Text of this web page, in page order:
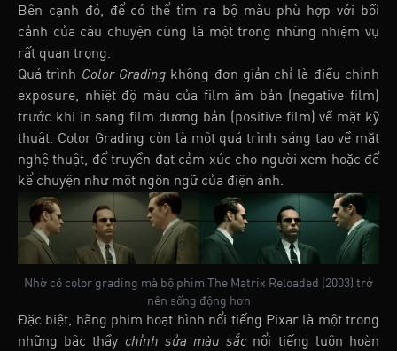
Bên cạnh đó, để có thể tìm ra bộ màu phù hợp với bối
cảnh của câu chuyện cũng là một trong những nhiệm vụ
rất quan trọng.
Quá trình Color Gradingkhông đơn giản chỉ là điều chỉnh
exposure, nhiệt độ màu của film âm bản (negative film)
trước khi in sang film dương bản (positive film) về mặt kỹ
thuật. Color Grading còn là một quá trình sáng tạo về mặt
nghệ thuật, để truyền đạt cảm xúc cho người xem hoặc để
kể chuyện như một ngôn ngữ của điện ảnh.
Nhờ có color grading mà bộ phim The Matrix Reloaded (2003) trở
nên sống động hơn
Đặc biệt, hãng phim hoạt hình nổi tiếng Pixar là một trong
những bậc thầy chỉnh sửa màu sắc nổi tiếng luôn hoàn